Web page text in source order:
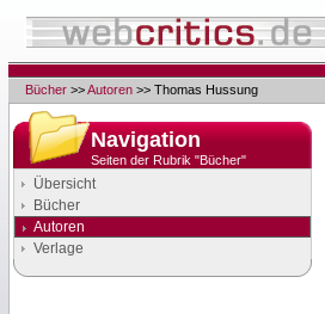
Bücher >>Autoren >> Thomas Hussung
Navigation
Seiten der Rubrik "Bücher"
Übersicht
Bücher
Autoren
Verlage